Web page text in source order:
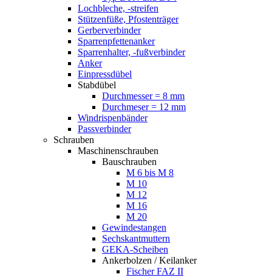
Lochbleche, -streifen
Stützenfüße, Pfostenträger
Gerberverbinder
Sparrenpfettenanker
Sparrenhalter, -fußverbinder
Anker
Einpressdübel
Stabdübel
Durchmesser = 8 mm
Durchmeser = 12 mm
Windrispenbänder
Passverbinder
Schrauben
Maschinenschrauben
Bauschrauben
M 6 bis M 8
M 10
M 12
M 16
M 20
Gewindestangen
Sechskantmuttern
GEKA-Scheiben
Ankerbolzen / Keilanker
Fischer FAZ II